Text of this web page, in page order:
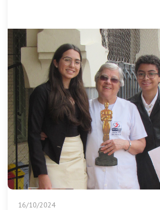
16/10/2024